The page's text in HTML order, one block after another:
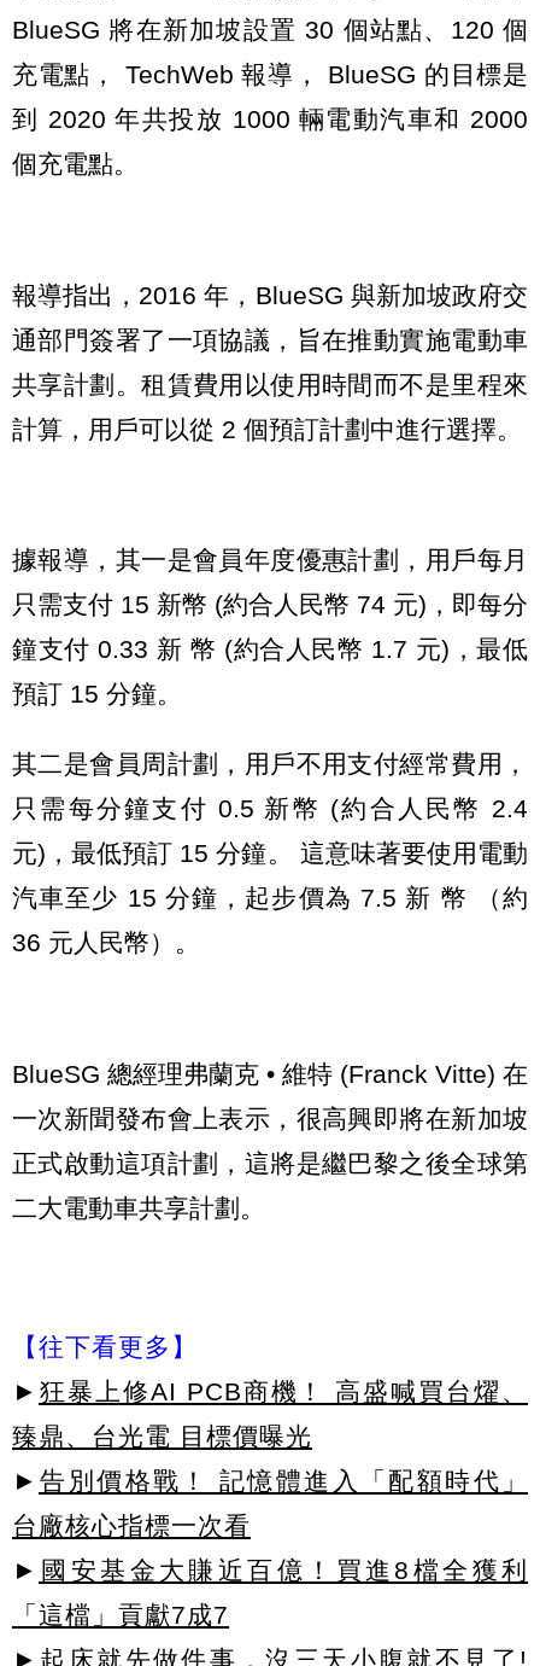
BlueSG 將在新加坡設置 30 個站點、120 個
充電點， TechWeb 報導， BlueSG 的目標是
到 2020 年共投放 1000 輛電動汽車和 2000
個充電點。
報導指出，2016 年，BlueSG 與新加坡政府交
通部門簽署了一項協議，旨在推動實施電動車
共享計劃。租賃費用以使用時間而不是里程來
計算，用戶可以從 2 個預訂計劃中進行選擇。
據報導，其一是會員年度優惠計劃，用戶每月
只需支付 15 新幣 (約合人民幣 74 元)，即每分
鐘支付 0.33 新 幣 (約合人民幣 1.7 元)，最低
預訂 15 分鐘。
其二是會員周計劃，用戶不用支付經常費用，
只需每分鐘支付 0.5 新幣 (約合人民幣 2.4
元)，最低預訂 15 分鐘。 這意味著要使用電動
汽車至少 15 分鐘，起步價為 7.5 新 幣 （約
36 元人民幣）。
BlueSG 總經理弗蘭克 • 維特 (Franck Vitte) 在
一次新聞發布會上表示，很高興即將在新加坡
正式啟動這項計劃，這將是繼巴黎之後全球第
二大電動車共享計劃。
【往下看更多】
► 狂暴上修AI PCB商機！ 高盛喊買台燿、
臻鼎、台光電 目標價曝光
► 告別價格戰！ 記憶體進入「配額時代」
台廠核心指標一次看
► 國安基金大賺近百億！買進8檔全獲利
「這檔」貢獻7成7
►起床就先做件事，沒三天小腹就不見了!